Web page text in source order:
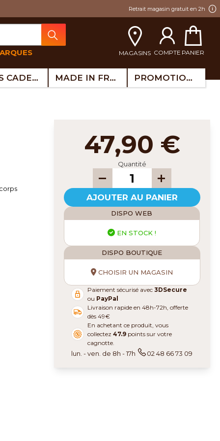
Retrait magasin gratuit en 2h
MAGASINS COMPTE PANIER
IDÉES CADEAUX MADE IN FRANCE PROMOTIONS
47,90 €
Quantité
AJOUTER AU PANIER
DISPO WEB
EN STOCK !
DISPO BOUTIQUE
CHOISIR UN MAGASIN
Paiement sécurisé avec3DSecure
ou PayPal
Livraison rapide en 48h-72h, offerte
dès 49€
En achetant ce produit, vous
collectez47.9 points sur votre
cagnotte.
lun. - ven. de 8h - 17h 02 48 66 73 09